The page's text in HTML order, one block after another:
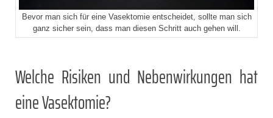
Bevor man sich für eine Vasektomie entscheidet, sollte man sich
ganz sicher sein, dass man diesen Schritt auch gehen will.
Welche Risiken und Nebenwirkungen hat
eine Vasektomie?